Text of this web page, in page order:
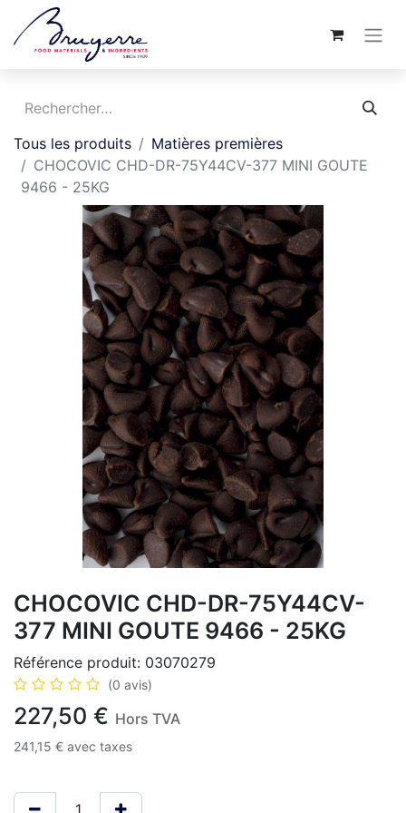
Tous les produits
Matières premières
CHOCOVIC CHD-DR-75Y44CV-377 MINI GOUTE
9466 - 25KG
CHOCOVIC CHD-DR-75Y44CV-
377 MINI GOUTE 9466 - 25KG
Référence produit: 03070279
(0 avis)
227,50 € Hors TVA
241,15 € avec taxes